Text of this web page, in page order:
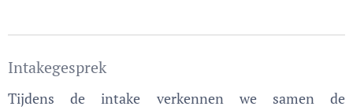
Intakegesprek
Tijdens de intake verkennen we samen de